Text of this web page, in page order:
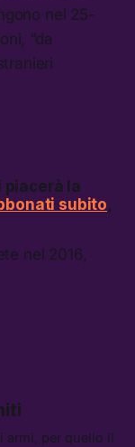
nel 25-
“da
piacerà la
subito,
nel 2016,
armi, per quello il